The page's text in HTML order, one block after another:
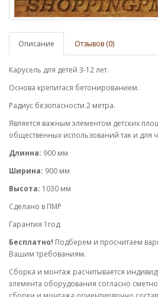
Описание Отзывов (0)
Карусель для детей 3-12 лет.
Основа крепитася бетонированием.
Радиус безопасности 2 метра.
Является важным элементом детских
общественных использований так и для
Длинна: 900 мм
Ширина: 900 мм
Высота: 1030 мм
Сделано в ПМР
Гарантия 1год.
Бесплатно! Подберем и просчитаем
Вашим требованиям.
Cборка и монтаж расчитывается
элемента оборудования согласно